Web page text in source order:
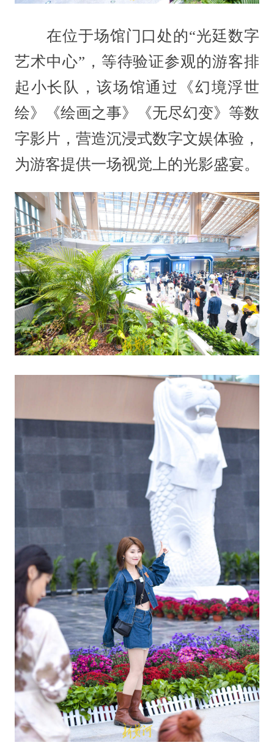
在位于场馆门口处的“光廷数字
艺术中心”，等待验证参观的游客排
起小长队，该场馆通过《幻境浮世
绘》《绘画之事》《无尽幻变》等数
字影片，营造沉浸式数字文娱体验，
为游客提供一场视觉上的光影盛宴。